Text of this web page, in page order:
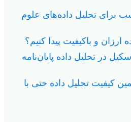
برای تحلیل داده‌های علوم
ارزان و باکیفیت پیدا کنیم؟
در تحلیل داده پایان‌نامه
کیفیت تحلیل داده حتی با